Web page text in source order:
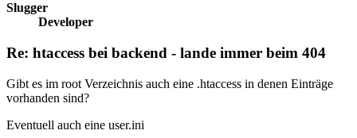
Slugger
Developer
Re: htaccess bei backend - lande immer beim 404
Gibt es im root Verzeichnis auch eine .htaccess in denen Einträge
vorhanden sind?
Eventuell auch eine user.ini